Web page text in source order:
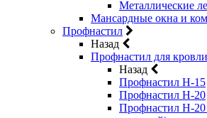
Металлические
Мансардные окна и
Профнастил
Назад
Профнастил для кровли
Назад
Профнастил Н-15
Профнастил Н-20
Профнастил Н-20